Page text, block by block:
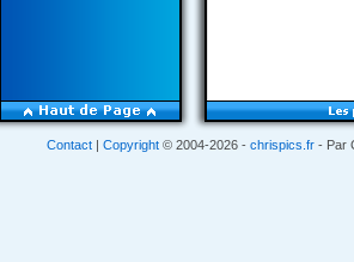
Contact Copyright © 2004-2026 - chrispics.fr - Par